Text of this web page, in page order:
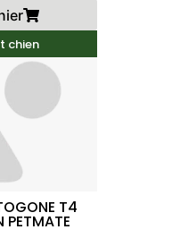
chien
T4